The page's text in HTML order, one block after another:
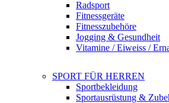
Radsport
Fitnessgeräte
Fitnesszubehöre
Jogging & Gesundheit
Vitamine / Eiweiss /
SPORT FÜR HERREN
Sportbekleidung
Sportausrüstung &